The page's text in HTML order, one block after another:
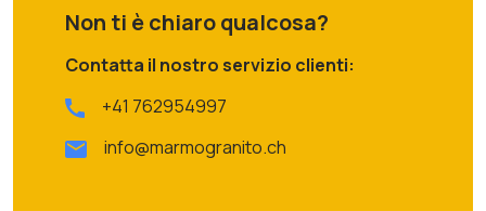
Non ti è chiaro qualcosa?
Contatta il nostro servizio clienti:
+41 762954997
info@marmogranito.ch